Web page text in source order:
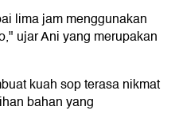
lima jam menggunakan
ujar Ani yang merupakan
kuah sop terasa nikmat
bahan yang